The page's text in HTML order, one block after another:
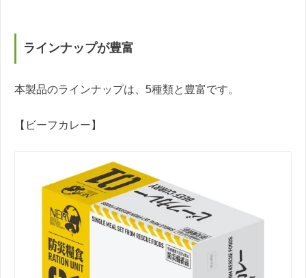
ラインナップが豊富
本製品のラインナップは、5種類と豊富です。
【ビーフカレー】